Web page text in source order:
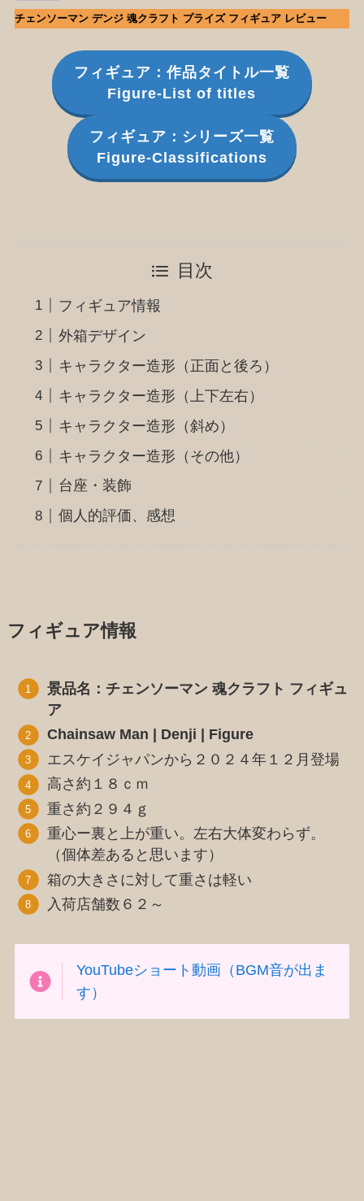
チェンソーマン デンジ 魂クラフト プライズ フィギュア レビュー
フィギュア：作品タイトル一覧
Figure-List of titles
フィギュア：シリーズ一覧
Figure-Classifications
目次
フィギュア情報
外箱デザイン
キャラクター造形（正面と後ろ）
キャラクター造形（上下左右）
キャラクター造形（斜め）
キャラクター造形（その他）
台座・装飾
個人的評価、感想
フィギュア情報
景品名：チェンソーマン 魂クラフト フィギュ
ア
Chainsaw Man | Denji | Figure
エスケイジャパンから２０２４年１２月登場
高さ約１８ｃｍ
重さ約２９４ｇ
重心ー裏と上が重い。左右大体変わらず。
（個体差あると思います）
箱の大きさに対して重さは軽い
入荷店舗数６２～
YouTubeショート動画（BGM音が出ま
す）